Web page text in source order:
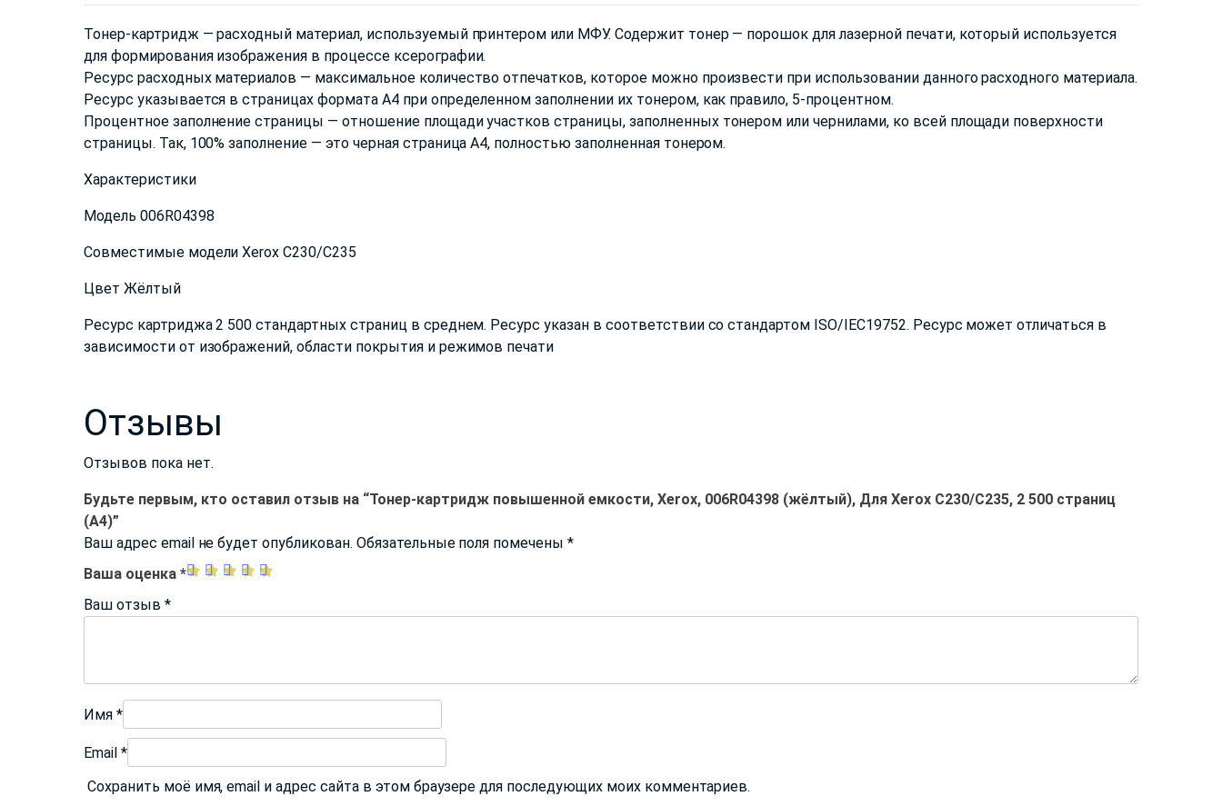
Тонер-картридж — расходный материал, используемый принтером или МФУ. Содержит тонер — порошок для лазерной печати, который используется
для формирования изображения в процессе ксерографии.
Ресурс расходных материалов — максимальное количество отпечатков, которое можно произвести при использовании данного расходного материала.
Ресурс указывается в страницах формата А4 при определенном заполнении их тонером, как правило, 5-процентном.
Процентное заполнение страницы — отношение площади участков страницы, заполненных тонером или чернилами, ко всей площади поверхности
страницы. Так, 100% заполнение — это черная страница А4, полностью заполненная тонером.
Характеристики
Модель 006R04398
Совместимые модели Xerox C230/C235
Цвет Жёлтый
Ресурс картриджа 2 500 стандартных страниц в среднем. Ресурс указан в соответствии со стандартом ISO/IEC19752. Ресурс может отличаться в
зависимости от изображений, области покрытия и режимов печати
Отзывы
Отзывов пока нет.
Будьте первым, кто оставил отзыв на “Тонер-картридж повышенной емкости, Xerox, 006R04398 (жёлтый), Для Xerox C230/C235, 2 500 страниц
(A4)”
Ваш адрес email не будет опубликован. Обязательные поля помечены*
Ваша оценка *
Ваш отзыв *
Имя *
Email *
Сохранить моё имя, email и адрес сайта в этом браузере для последующих моих комментариев.